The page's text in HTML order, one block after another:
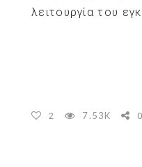
λειτουργία του
2 7.53K 0